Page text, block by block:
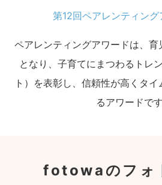
第12回ペアレンティン
ペアレンティングアワードは、
となり、子育てにまつわるトレ
ト）を表彰し、信頼性が高くタ
るアワードです
fotowaのフォ